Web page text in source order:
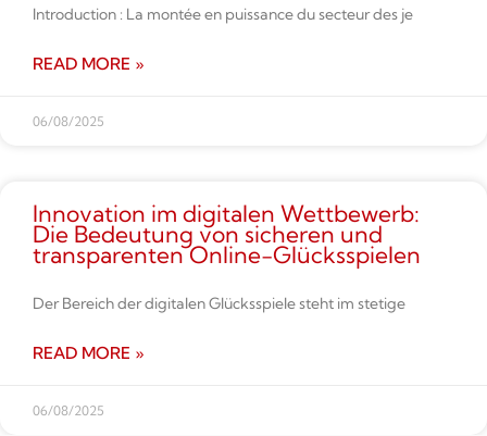
Introduction : La montée en puissance du secteur des je
READ MORE »
06/08/2025
Innovation im digitalen Wettbe­werb:
Die Bedeutung von sicheren und
transparenten Online-Glücksspielen
Der Bereich der digitalen Glücksspiele steht im stetige
READ MORE »
06/08/2025